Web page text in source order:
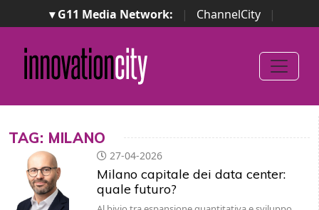
▾ G11 Media Network: | ChannelCity
|
ImpresaCity | SecurityOpenLab | Italian Channel
Awards
Italian Project Awards
Italian Security
Awards
TAG: MILANO
27-04-2026
Milano capitale dei data center:
quale futuro?